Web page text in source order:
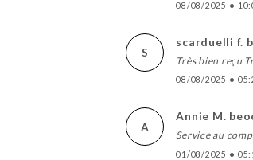
08/08/2025 •
S
scarduelli f.
Très bien reçu
08/08/2025 •
A
Annie M.
Service au
01/08/2025 •